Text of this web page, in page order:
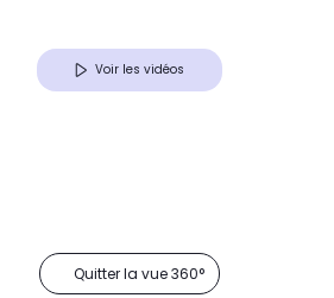
Voir les vidéos
Quitter la vue 360°